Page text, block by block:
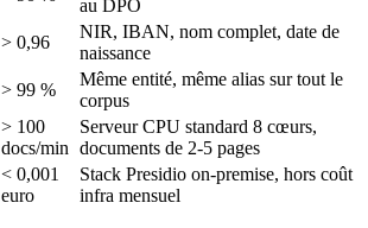
au DPO
> 0,96
NIR, IBAN, nom complet, date de
naissance
> 99 %
Même entité, même alias sur tout le
corpus
> 100
docs/min
Serveur CPU standard 8 cœurs,
documents de 2-5 pages
< 0,001
euro
Stack Presidio on-premise, hors coût
infra mensuel